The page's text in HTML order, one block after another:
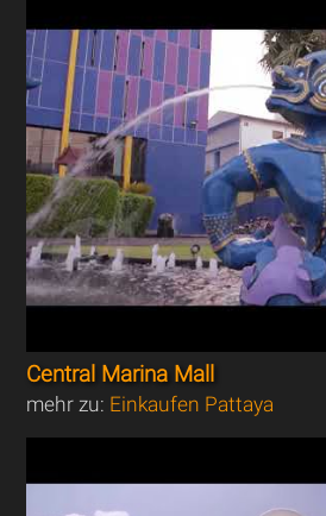
Central Marina Mall
mehr zu: Einkaufen Pattaya